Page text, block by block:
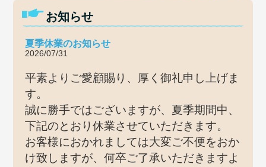
お知らせ
夏季休業のお知らせ
2026/07/31
平素よりご愛顧賜り、厚く御礼申し上げま
す。
誠に勝手ではございますが、夏季期間中、
下記のとおり休業させていただきます。
お客様におかれましては大変ご不便をおか
け致しますが、何卒ご了承いただきますよ